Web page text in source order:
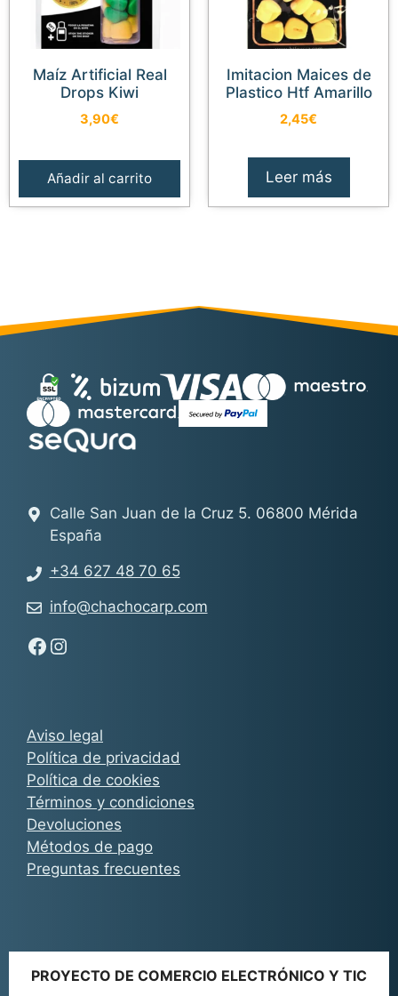
Maíz Artificial Real
Drops Kiwi
3,90€
Añadir al carrito
Imitacion Maices de
Plastico Htf Amarillo
2,45€
Leer más
Aviso legal
Política de privacidad
Política de cookies
Términos y condiciones
Devoluciones
Métodos de pago
Preguntas frecuentes
Calle San Juan de la Cruz 5. 06800 Mérida
España
+34 627 48 70 65
info@chachocarp.com
Síguenos en Facebook - Chachocarp
Síguenos en Instagram - Chachocarp
PROYECTO DE COMERCIO ELECTRÓNICO Y TIC